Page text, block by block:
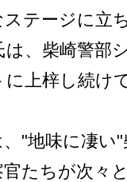
テージに立
は、柴崎警部
上梓し続け
"地味に凄い"
たちが次々